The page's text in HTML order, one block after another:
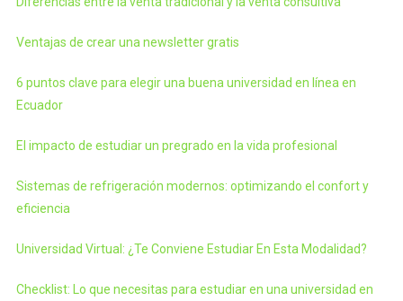
Ventajas de crear una newsletter gratis
6 puntos clave para elegir una buena universidad en línea en
Ecuador
El impacto de estudiar un pregrado en la vida profesional
Sistemas de refrigeración modernos: optimizando el confort y
eficiencia
Universidad Virtual: ¿Te Conviene Estudiar En Esta Modalidad?
Checklist: Lo que necesitas para estudiar en una universidad en